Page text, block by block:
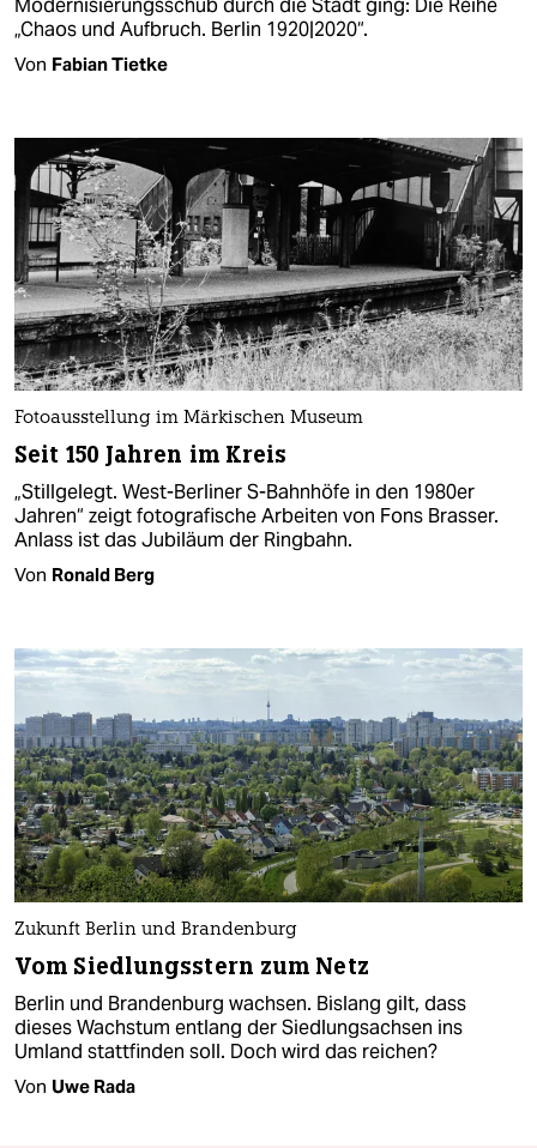
„Chaos und Aufbruch. Berlin 1920|2020“.
Von Fabian Tietke
Fotoausstellung im Märkischen Museum
Seit 150 Jahren im Kreis
„Stillgelegt. West-Berliner S-Bahnhöfe in den 1980er
Jahren“ zeigt fotografische Arbeiten von Fons Brasser.
Anlass ist das Jubiläum der Ringbahn.
Von Ronald Berg
Zukunft Berlin und Brandenburg
Vom Siedlungsstern zum Netz
Berlin und Brandenburg wachsen. Bislang gilt, dass
dieses Wachstum entlang der Siedlungsachsen ins
Umland stattfinden soll. Doch wird das reichen?
Von Uwe Rada